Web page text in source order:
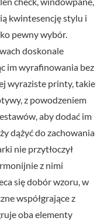
kwintesencję stylu i
pewny wybór.
doskonale
im wyrafinowania bez
wyraziste printy, takie
z powodzeniem
aby dodać im
dążyć do zachowania
nie przytłoczył
z nimi
się dobór wzoru, w
współgrające z
oba elementy